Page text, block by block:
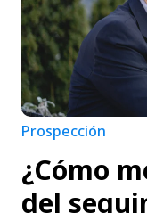
Prospección
¿Cómo
del